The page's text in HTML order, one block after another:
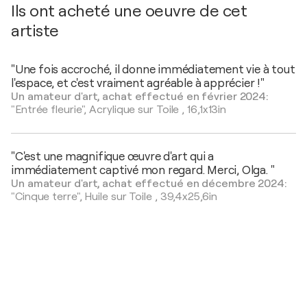
Ils ont acheté une oeuvre de cet
artiste
"Une fois accroché, il donne immédiatement vie à tout
l'espace, et c'est vraiment agréable à apprécier !"
Un amateur d'art, achat effectué en février 2024:
"Entrée fleurie",Acrylique sur Toile ,16,1x13in
"C'est une magnifique œuvre d'art qui a
immédiatement captivé mon regard. Merci, Olga. "
Un amateur d'art, achat effectué en décembre 2024:
"Cinque terre", Huile sur Toile, 39,4x25,6in